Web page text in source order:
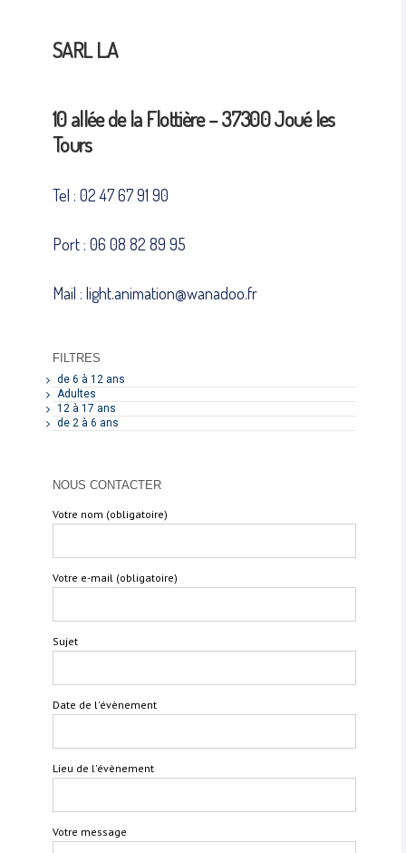
SARL L.A
10 allée de la Flottière – 37300 Joué les
Tours
Tel : 02 47 67 91 90
Port : 06 08 82 89 95
Mail : light.animation@wanadoo.fr
FILTRES
de 6 à 12 ans
Adultes
12 à 17 ans
de 2 à 6 ans
NOUS CONTACTER
Votre nom (obligatoire)
Votre e-mail (obligatoire)
Sujet
Date de l'évènement
Lieu de l'évènement
Votre message